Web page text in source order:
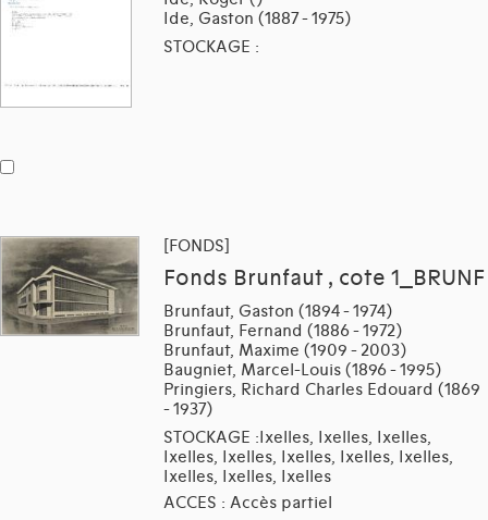
Ide, Gaston (1887 - 1975)
STOCKAGE :
[FONDS]
Fonds Brunfaut , cote 1_BRUNF
Brunfaut, Gaston (1894 - 1974)
Brunfaut, Fernand (1886 - 1972)
Brunfaut, Maxime (1909 - 2003)
Baugniet, Marcel-Louis (1896 - 1995)
Pringiers, Richard Charles Edouard (1869
- 1937)
STOCKAGE :Ixelles, Ixelles, Ixelles,
Ixelles, Ixelles, Ixelles, Ixelles, Ixelles,
Ixelles, Ixelles, Ixelles
ACCES : Accès partiel